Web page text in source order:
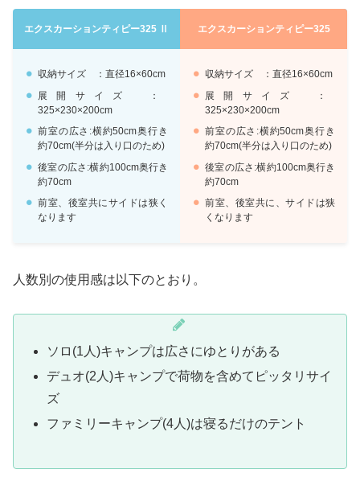
エクスカーションティピー325 Ⅱ エクスカーションティピー325
収納サイズ ：直径16×60cm
展開サイズ ：
325×230×200cm
前室の広さ:横約50cm奥行き
約70cm(半分は入り口のため)
後室の広さ:横約100cm奥行き
約70cm
前室、後室共にサイドは狭く
なります
収納サイズ ：直径16×60cm
展開サイズ ：
325×230×200cm
前室の広さ:横約50cm奥行き
約70cm(半分は入り口のため)
後室の広さ:横約100cm奥行き
約70cm
前室、後室共に、サイドは狭
くなります
人数別の使用感は以下のとおり。
ソロ(1人)キャンプは広さにゆとりがある
デュオ(2人)キャンプで荷物を含めてピッタリサイ
ズ
ファミリーキャンプ(4人)は寝るだけのテント